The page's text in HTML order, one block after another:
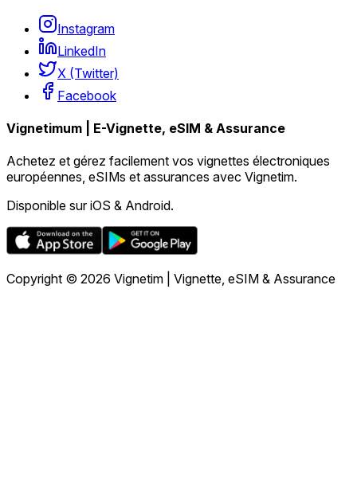
Instagram
LinkedIn
X (Twitter)
Facebook
Vignetimum | E-Vignette, eSIM & Assurance
Achetez et gérez facilement vos vignettes électroniques
européennes, eSIMs et assurances avec Vignetim.
Disponible sur iOS & Android.
Copyright © 2026 Vignetim | Vignette, eSIM & Assurance